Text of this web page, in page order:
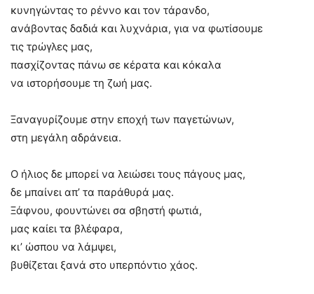
κυνηγώντας το ρέννο και τον τάρανδο,
ανάβοντας δαδιά και λυχνάρια, για να φωτίσουμε
τις τρώγλες μας,
πασχίζοντας πάνω σε κέρατα και κόκαλα
να ιστορήσουμε τη ζωή μας.
Ξαναγυρίζουμε στην εποχή των παγετώνων,
στη μεγάλη αδράνεια.
Ο ήλιος δε μπορεί να λειώσει τους πάγους μας,
δε μπαίνει απ’ τα παράθυρά μας.
Ξάφνου, φουντώνει σα σβηστή φωτιά,
μας καίει τα βλέφαρα,
κι’ ώσπου να λάμψει,
βυθίζεται ξανά στο υπερπόντιο χάος.